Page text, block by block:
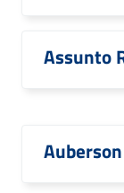
Assunto